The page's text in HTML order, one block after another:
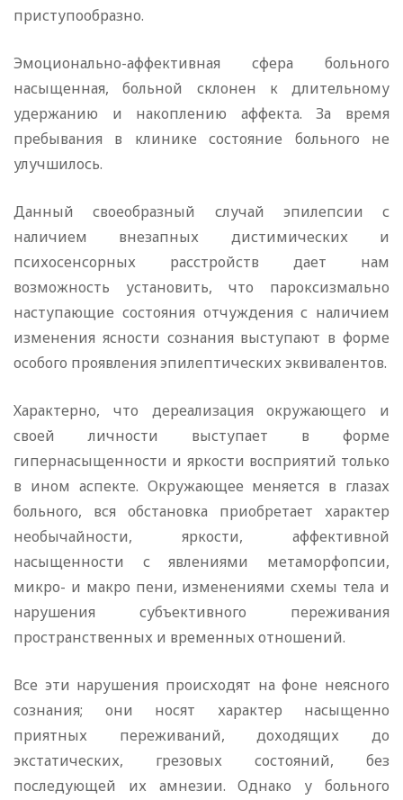
приступообразно.
Эмоционально-аффективная сфера больного
насыщенная, больной склонен к длительному
удержанию и накоплению аффекта. За время
пребывания в клинике состояние больного не
улучшилось.
Данный своеобразный случай эпилепсии с
наличием внезапных дистимических и
психосенсорных расстройств дает нам
возможность установить, что пароксизмально
наступающие состояния отчуждения с наличием
изменения ясности сознания выступают в форме
особого проявления эпилептических эквивалентов.
Характерно, что дереализация окружающего и
своей личности выступает в форме
гипернасыщенности и яркости восприятий только
в ином аспекте. Окружающее меняется в глазах
больного, вся обстановка приобретает характер
необычайности, яркости, аффективной
насыщенности с явлениями метаморфопсии,
микро- и макро пени, изменениями схемы тела и
нарушения субъективного переживания
пространственных и временных отношений.
Все эти нарушения происходят на фоне неясного
сознания; они носят характер насыщенно
приятных переживаний, доходящих до
экстатических, грезовых состояний, без
последующей их амнезии. Однако у больного